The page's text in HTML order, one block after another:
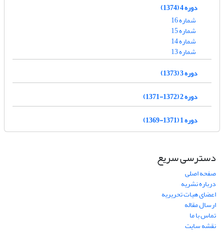
دوره 4 (1374)
شماره 16
شماره 15
شماره 14
شماره 13
دوره 3 (1373)
دوره 2 (1372-1371)
دوره 1 (1371-1369)
دسترسی سریع
صفحه اصلی
درباره نشریه
اعضای هیات تحریریه
ارسال مقاله
تماس با ما
نقشه سایت